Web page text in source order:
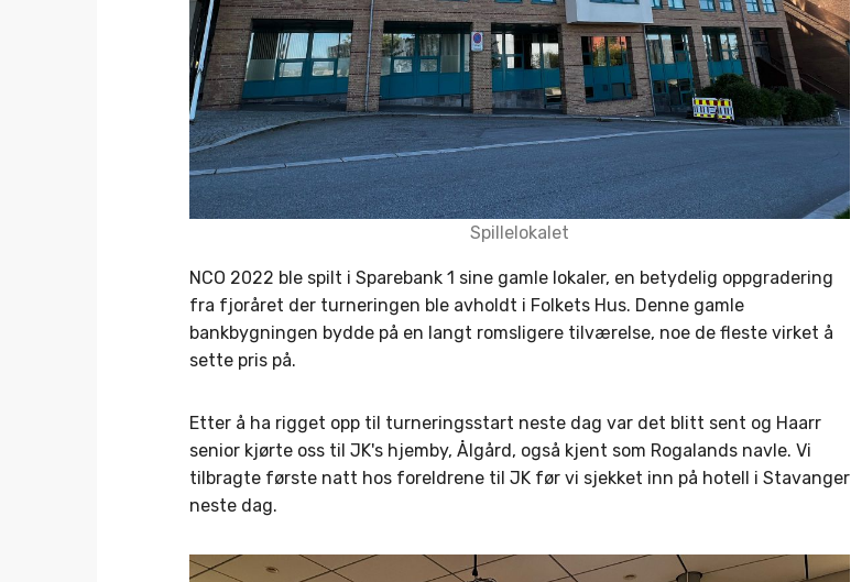
Spillelokalet
NCO 2022 ble spilt i Sparebank 1 sine gamle lokaler, en betydelig oppgradering
fra fjoråret der turneringen ble avholdt i Folkets Hus. Denne gamle
bankbygningen bydde på en langt romsligere tilværelse, noe de fleste virket å
sette pris på.
Etter å ha rigget opp til turneringsstart neste dag var det blitt sent og Haarr
senior kjørte oss til JK's hjemby, Ålgård, også kjent som Rogalands navle. Vi
tilbragte første natt hos foreldrene til JK før vi sjekket inn på hotell i Stavanger
neste dag.